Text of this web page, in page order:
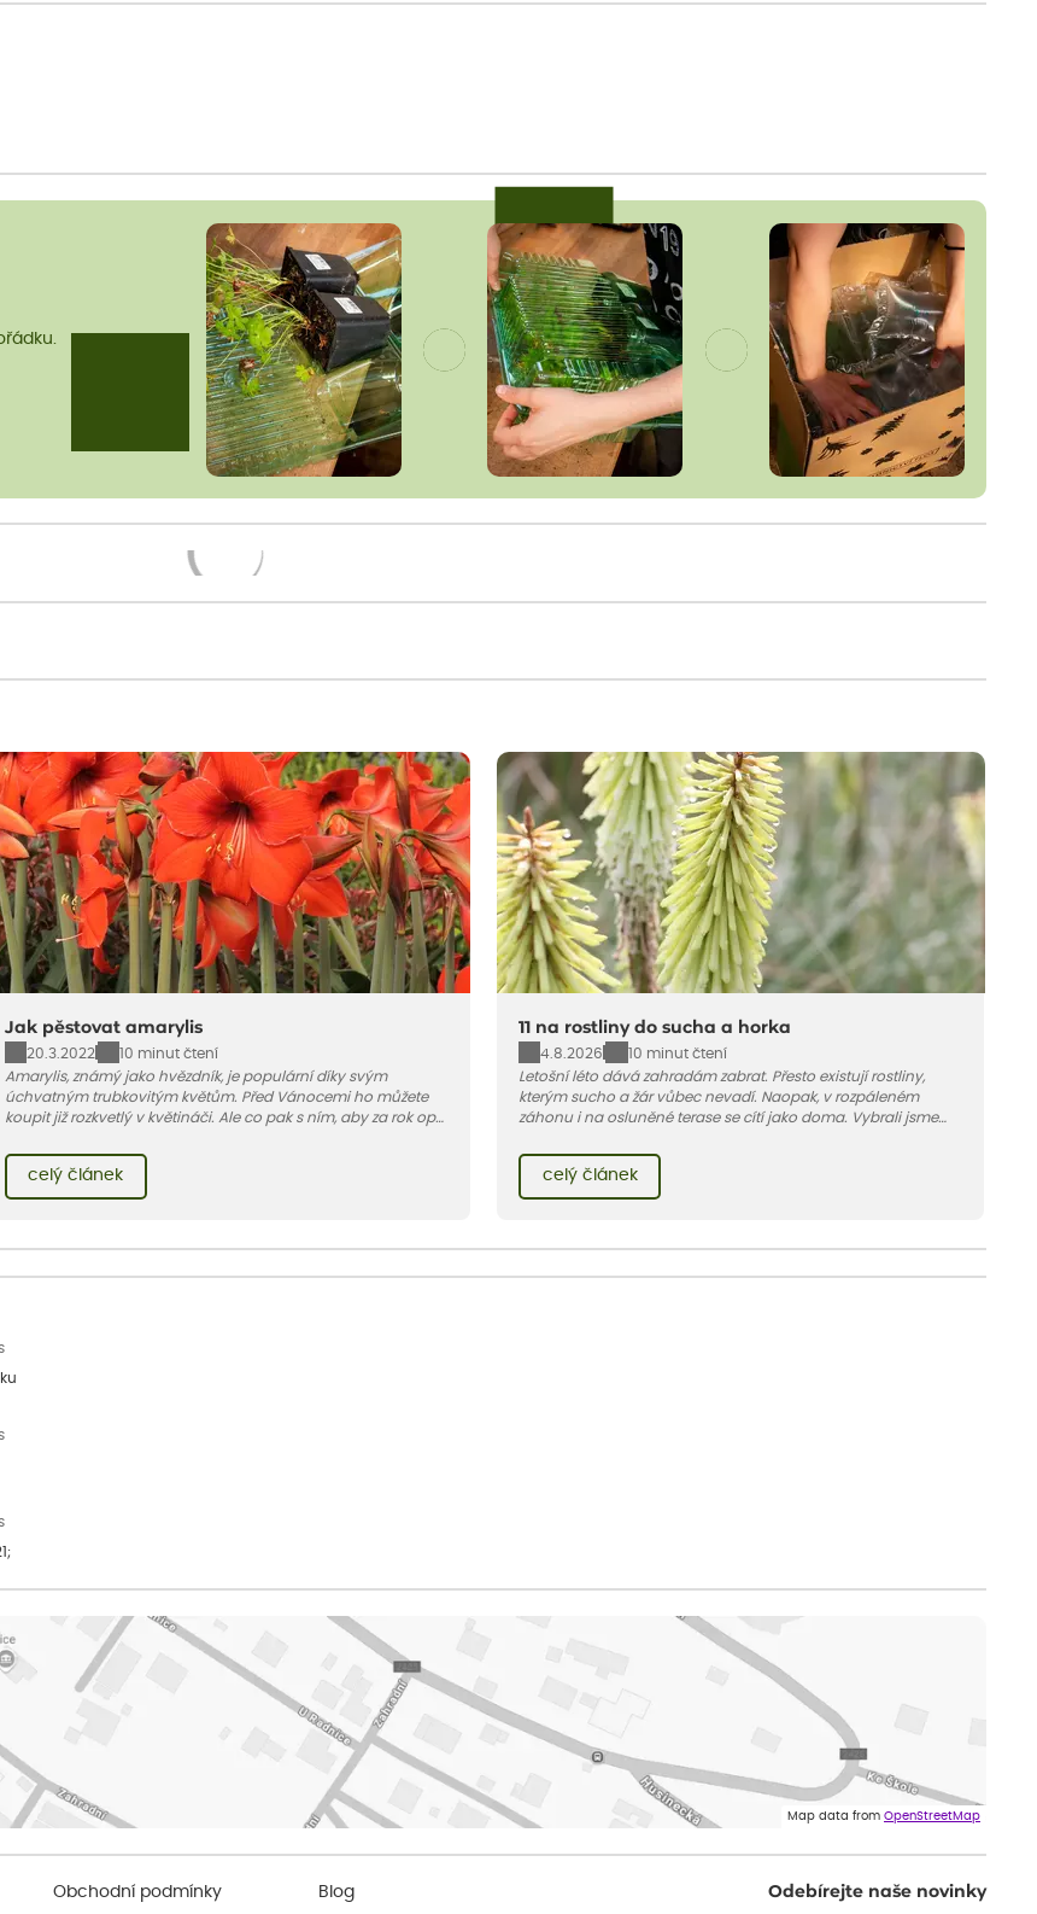
Jak pěstovat amarylis
20.3.2022
10 minut čtení
Amarylis, známý jako hvězdník, je populární díky svým
úchvatným trubkovitým květům. Před Vánocemi ho můžete
koupit již rozkvetlý v květináči. Ale co pak s ním, aby za rok opět
dodržet několik základních kroků, aby příští zimu opět rozkvetl.
Připravili jsme pro vás přehledný průvodce Jak pěstovat
amarylis.
celý článek
11 na rostliny do sucha a horka
4.8.2026
10 minut čtení
Letošní léto dává zahradám zabrat. Přesto existují rostliny,
kterým sucho a žár vůbec nevadí. Naopak, v rozpáleném
záhonu i na osluněné terase se cítí jako doma. Vybrali jsme
léto bez pravidelné zálivky. Pojďme se podívat, které to jsou.
celý článek
Map data from OpenStreetMap
Obchodní podmínky Blog Odebírejte naše novinky